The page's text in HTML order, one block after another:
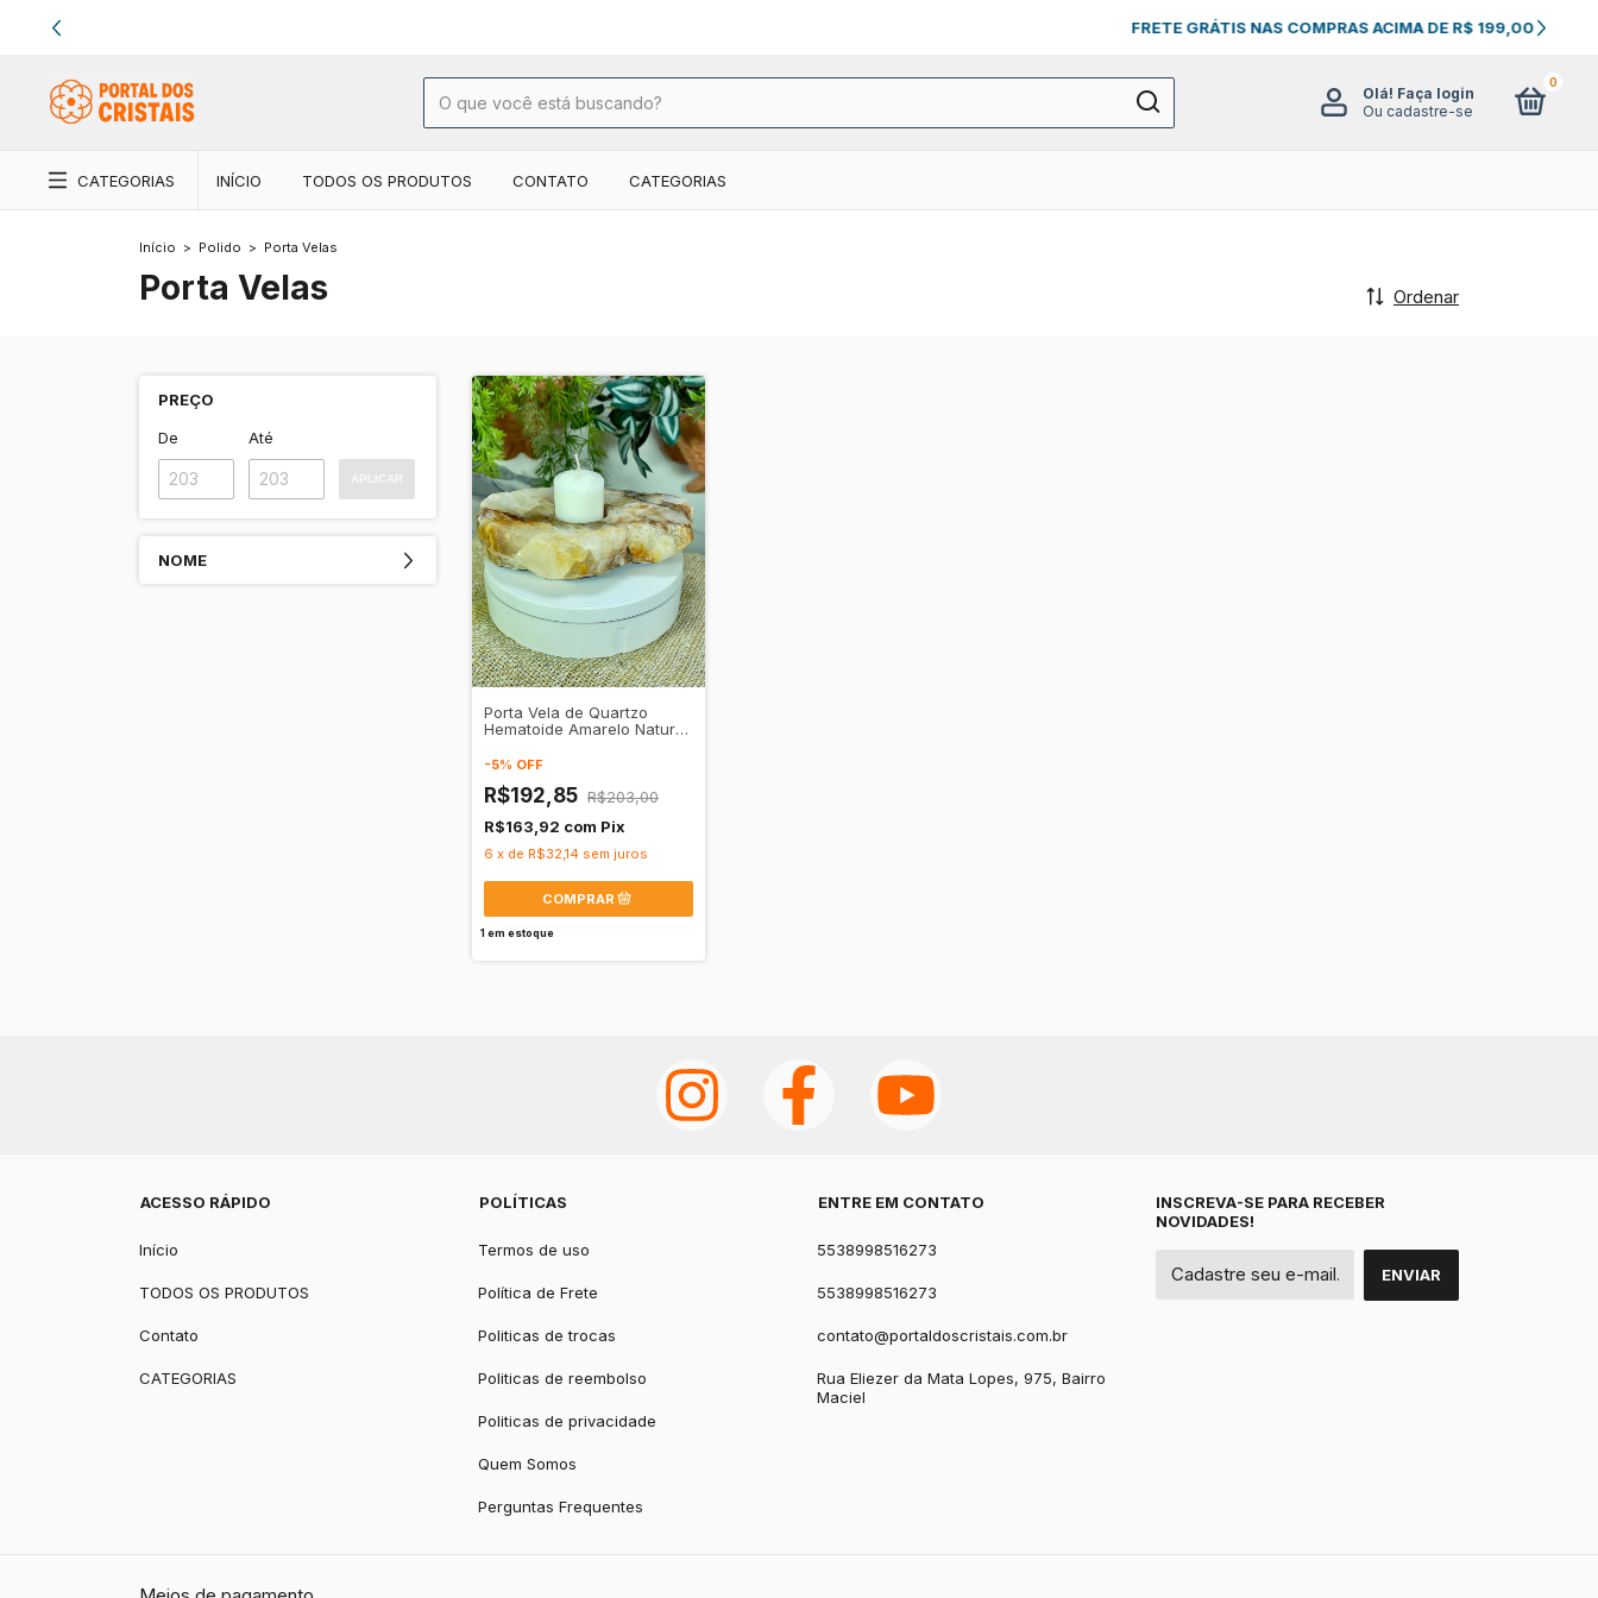
Olá! Faça login
Ou cadastre-se
0
CATEGORIAS INÍCIO TODOS OS PRODUTOS CONTATO CATEGORIAS
Início > Polido > Porta Velas
Porta Velas Ordenar
PREÇO
De
Até
NOME
Porta Vela de Quartzo
Hematoide Amarelo Natural
-5% OFF
R$192,85 R$203,00
R$163,92 com Pix
6 x de R$32,14 sem juros
1 em estoque
ACESSO RÁPIDO
Início
TODOS OS PRODUTOS
Contato
CATEGORIAS
POLÍTICAS
Termos de uso
Política de Frete
Politicas de trocas
Politicas de reembolso
Politicas de privacidade
Quem Somos
Perguntas Frequentes
ENTRE EM CONTATO
5538998516273
5538998516273
contato@portaldoscristais.com.br
Rua Eliezer da Mata Lopes, 975, Bairro
Maciel
INSCREVA-SE PARA RECEBER
NOVIDADES!